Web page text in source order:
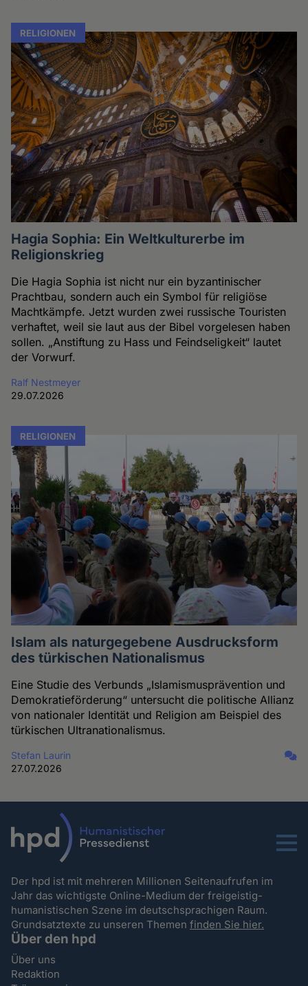
RELIGIONEN
Hagia Sophia: Ein Weltkulturerbe im
Religionskrieg
Die Hagia Sophia ist nicht nur ein byzantinischer
Prachtbau, sondern auch ein Symbol für religiöse
Machtkämpfe. Jetzt wurden zwei russische Touristen
verhaftet, weil sie laut aus der Bibel vorgelesen haben
sollen. „Anstiftung zu Hass und Feindseligkeit“ lautet
der Vorwurf.
Ralf Nestmeyer
29.07.2026
RELIGIONEN
Islam als naturgegebene Ausdrucksform
des türkischen Nationalismus
Eine Studie des Verbunds „Islamismusprävention und
Demokratieförderung“ untersucht die politische Allianz
von nationaler Identität und Religion am Beispiel des
türkischen Ultranationalismus.
Stefan Laurin
27.07.2026
Menu
Der hpd ist mit mehreren Millionen Seitenaufrufen im
Jahr das wichtigste Online-Medium der freigeistig-
humanistischen Szene im deutschsprachigen Raum.
Grundsatztexte zu unseren Themenfinden Sie hier.
Über den hpd
Über uns
Redaktion